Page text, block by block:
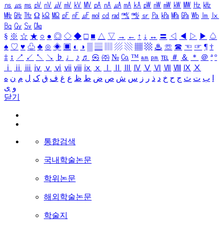
㎱ ㎲ ㎳ ㎴ ㎵ ㎶ ㎷ ㎸ ㎹ ㎀ ㎁ ㎂ ㎃ ㎄ ㎺ ㎻ ㎽ ㎾ ㎿ ㎐ ㎑
㎒ ㎓ ㎔ Ω ㏀ ㏁ ㎊ ㎋ ㎌ ㏖ ㏅ ㎭ ㎮ ㎯ ㏛ ㎩ ㎪ ㎫ ㎬ ㏝ ㏐
㏓
㏃ ㏉ ㏜ ㏆
§ ※ ☆ ★ ○ ● ◎ ◇ ◆ □ ■ △ ▽ → ← ↑ ↓ ↔ 〓 ◁ ◀ ▷ ▶ ♤
♠ ♡ ♥ ♧ ♣ ⊙ ◈ ▣ ◐ ◑ ▒ ▤ ▨ ▧ ▦ ▩ ♨ ☏ ☎ ☜ ☞ ¶ †
‡ ↕ ↗ ↙ ↖ ↘ ♭ ♩ ♪ ♬ ㉿ ㈜ № ㏇ ™ ㏂ ㏘ ℡ ＃ ＆ ＊ ＠ ª º
ⅰ
ⅱ ⅲ ⅳ ⅴ ⅵ ⅶ ⅷ ⅸ ⅹ Ⅳ Ⅴ Ⅵ Ⅶ Ⅷ Ⅸ Ⅹ
ب ت ث ج ح خ د ذ ر ز س ش ص ض ط ظ ع غ ف ق ک ل م ن ه
و ی
닫기
통합검색
국내학술논문
학위논문
해외학술논문
학술지